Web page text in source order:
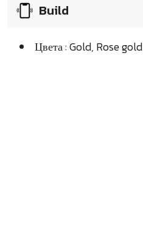
Build
Цвета : Gold, Rose gold